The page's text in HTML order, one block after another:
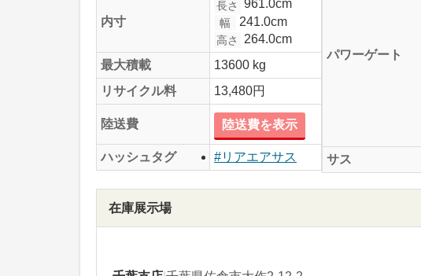
内寸
長さ 961.0cm
幅 241.0cm
高さ
264.0cm
最大積載
13600 kg
リサイクル料
13,480円
陸送費 陸送費を表示
ハッシュタグ #リアエアサス
パワーゲート
サス
在庫展示場